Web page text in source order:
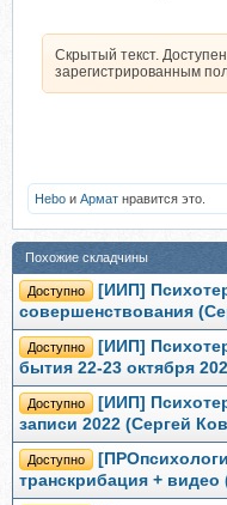
Скрытый текст.
зарегистрированным
Hebo и Армат нравится это.
Похожие складчины
Доступно
[ИИП]
совершенствования
Доступно
[ИИП]
бытия 22-23 октября
Доступно
[ИИП]
записи 2022 (Сергей
Доступно
транскрибация + видео